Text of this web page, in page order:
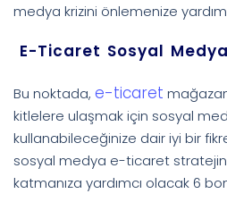
medya krizini önlemenize
E-Ticaret Sosyal
Bu noktada, e-ticaret
kitlelere ulaşmak için sosyal
kullanabileceğinize dair iyi bir
sosyal medya e-ticaret
katmanıza yardımcı olacak 6